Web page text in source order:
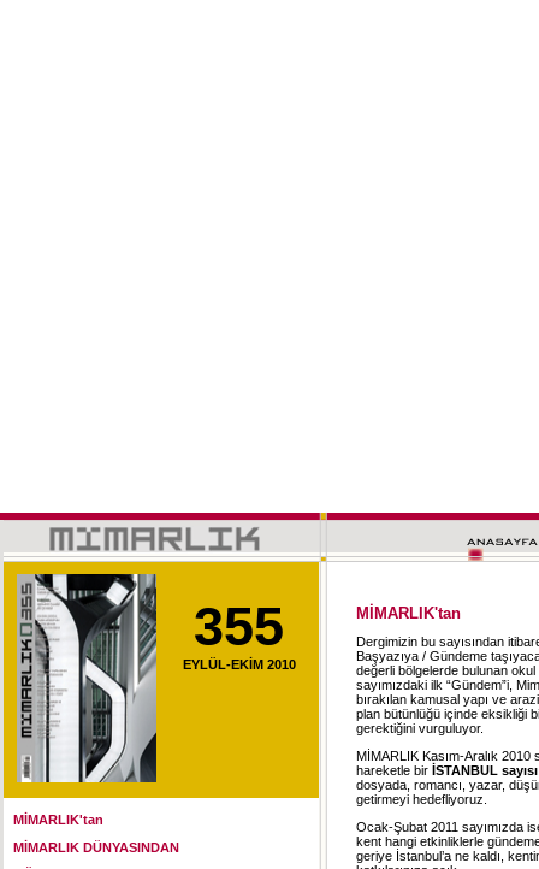
355
EYLÜL-EKİM 2010
MİMARLIK'tan
MİMARLIK DÜNYASINDAN
MİMARLIK'tan
Dergimizin bu sayısından
Başyazıya / Gündeme
değerli bölgelerde bulunan
sayımızdaki ilk “Gündem”i,
bırakılan kamusal yapı ve
plan bütünlüğü içinde eksikliği
gerektiğini vurguluyor.
MİMARLIK Kasım-Aralık 2010
hareketle bir İSTANBUL sayısı
dosyada, romancı, yazar,
getirmeyi hedefliyoruz.
Ocak-Şubat 2011 sayımızda
kent hangi etkinliklerle
geriye İstanbul’a ne kaldı,